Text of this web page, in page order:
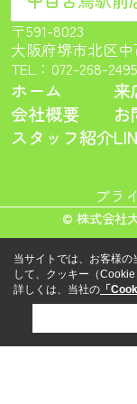
〒591-8023
大阪府堺市北区
TEL： 072-268-2495
ホーム
会社概要
スタッフ紹介
来
お
プラ
© 株式会社
当サイトでは、お客様の
して、クッキー（Cookie
詳しくは、当社の 「